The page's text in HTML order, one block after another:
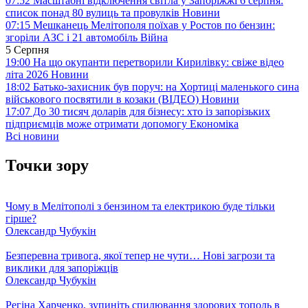
список понад 80 вулиць та провулків Новини
07:15 Мешканець Мелітополя поїхав у Ростов по бензин:
згоріли АЗС і 21 автомобіль Війна
5 Серпня
19:00 На що окупанти перетворили Кирилівку: свіже відео
літа 2026 Новини
18:02 Батько-захисник був поруч: на Хортиці маленького сина
військового посвятили в козаки (ВІДЕО) Новини
17:07 До 30 тисяч доларів для бізнесу: хто із запорізьких
підприємців може отримати допомогу Економіка
Всі новини
Точки зору
Чому в Мелітополі з бензином та електрикою буде тільки
гірше?
Олександр Чубукін
Безперевна тривога, якої тепер не чути… Нові загрози та
виклики для запоріжців
Олександр Чубукін
Регіна Харченко, зупиніть спилювання здорових тополь в